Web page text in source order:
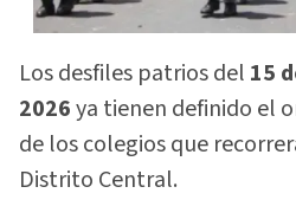
Los desfiles patrios del 15
2026ya tienen definido el
de los colegios que
Distrito Central.